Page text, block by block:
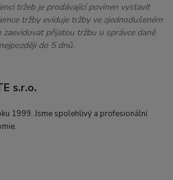
tržeb je prodávající povinen vystavit
tržby eviduje tržby ve zjednodušeném
zaevidovat přijatou tržbu u správce daně
nejpozději do 5 dnů.
s.r.o.
1999. Jsme spolehlivý a profesionální